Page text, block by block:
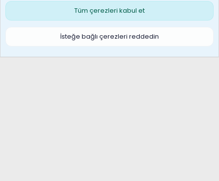
Çerezler
S
Tüm çerezleri kabul et
İsteğe bağlı çerezleri reddedin